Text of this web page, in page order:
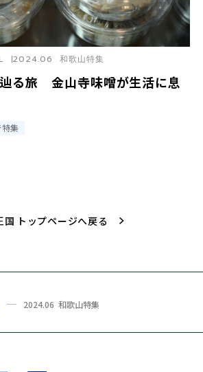
る旅 金山寺味噌が生活に息
2024.06 和歌山特集
集
国 トップページへ戻る
2024.06 和歌山特集